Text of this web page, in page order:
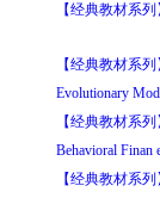
【经典教材系列
【经典教材系
Evolutionary
【经典教材系列
Behavioral Finan
【经典教材系